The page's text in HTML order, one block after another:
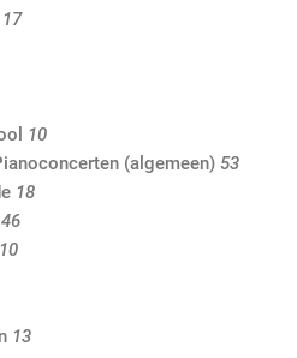
17
10
(algemeen) 53
18
46
10
13